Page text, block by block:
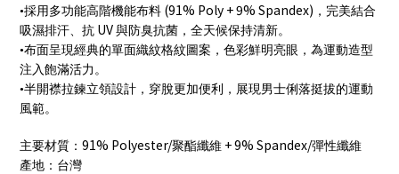
•採用多功能高階機能布料 (91% Poly + 9% Spandex) ，完美結合
吸濕排汗、抗 UV 與防臭抗菌，全天候保持清新。
•布面呈現經典的單面織紋格紋圖案，色彩鮮明亮眼，為運動造型
注入飽滿活力。
•半開襟拉鍊立領設計，穿脫更加便利，展現男士俐落挺拔的運動
風範。
主要材質： 91% Polyester/聚酯纖維 + 9% Spandex/彈性纖維
產地：台灣